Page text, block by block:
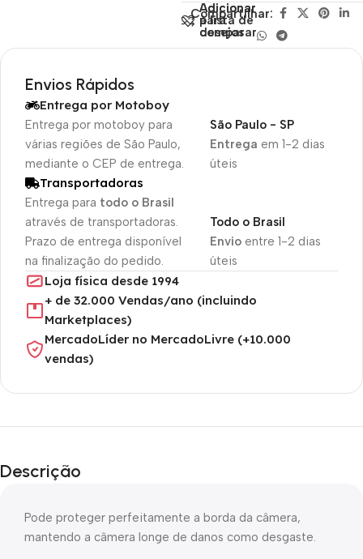
Adicionar
para
comparar
Adicionar
à lista de
desejos
Compartilhar:
Envios Rápidos
Entrega por Motoboy
Entrega por motoboy para
várias regiões de São Paulo,
mediante o CEP de entrega.
Entrega em 1-2 dias
úteis
São Paulo - SP
Transportadoras
Entrega para todo o Brasil
através de transportadoras.
Prazo de entrega disponível
na finalização do pedido.
Envioentre 1-2 dias
úteis
Todo o Brasil
Loja física desde 1994
+ de 32.000 Vendas/ano (incluindo
Marketplaces)
MercadoLíder no MercadoLivre (+10.000
vendas)
Descrição
Pode proteger perfeitamente a borda da câmera,
mantendo a câmera longe de danos como desgaste.